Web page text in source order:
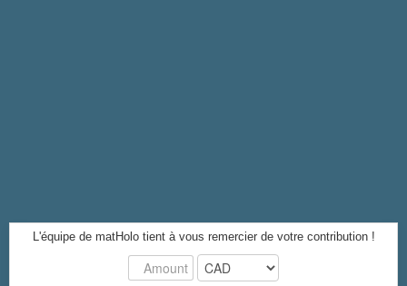
L'équipe de matHolo tient à vous remercier de votre contribution !